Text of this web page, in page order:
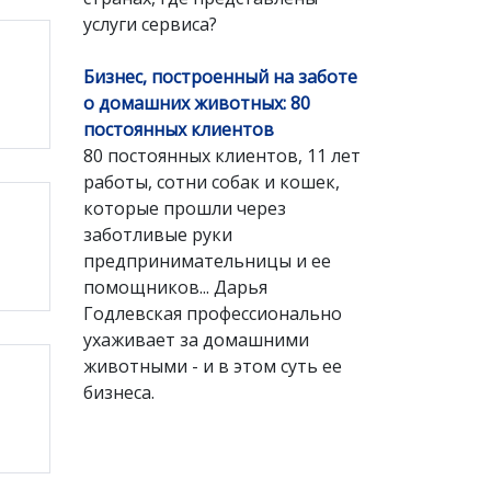
услуги сервиса?
Бизнес, построенный на заботе
о домашних животных: 80
постоянных клиентов
80 постоянных клиентов, 11 лет
работы, сотни собак и кошек,
которые прошли через
заботливые руки
предпринимательницы и ее
помощников... Дарья
Годлевская профессионально
ухаживает за домашними
животными - и в этом суть ее
бизнеса.